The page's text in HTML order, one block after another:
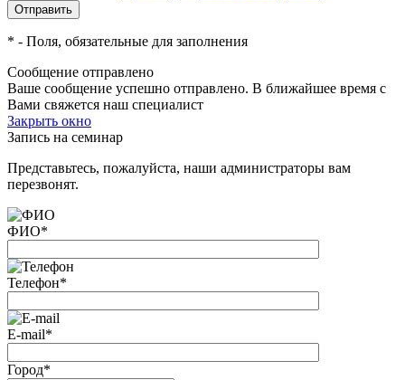
* - Поля, обязательные для заполнения
Сообщение отправлено
Ваше сообщение успешно отправлено. В ближайшее время с
Вами свяжется наш специалист
Закрыть окно
Запись на семинар
Представьтесь, пожалуйста, наши администраторы вам
перезвонят.
ФИО*
Телефон*
E-mail*
Город*